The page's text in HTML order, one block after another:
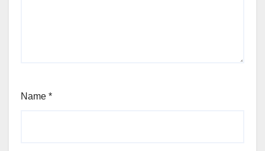
Name *